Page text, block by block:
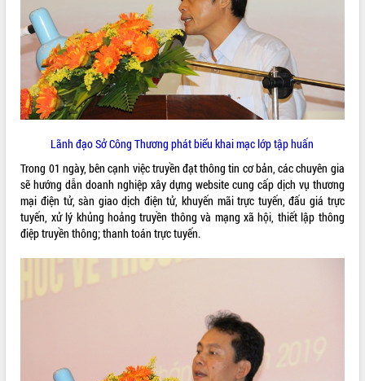
Không có file video nào để phát.
ALBUM ẢNH
LIÊN KẾT WEB
THỐNG KÊ TRUY CẬP
Lãnh đạo Sở Công Thương phát biểu khai mạc lớp tập huấn
Trong 01 ngày, bên cạnh việc truyền đạt thông tin cơ bản, các chuyên gia
sẽ hướng dẫn doanh nghiệp xây dựng website cung cấp dịch vụ thương
mại điện tử, sàn giao dịch điện tử, khuyến mãi trực tuyến, đấu giá trực
tuyến, xử lý khủng hoảng truyền thông và mạng xã hội, thiết lập thông
điệp truyền thông; thanh toán trực tuyến.